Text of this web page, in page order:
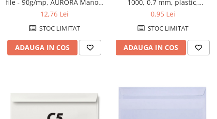
file - 90g/mp, AURORA Mano -
matematica
12,76 Lei
STOC LIMITAT
ADAUGA IN COS
1000, 0.7 mm, plastic,
albastru
0,95 Lei
STOC LIMITAT
ADAUGA IN COS